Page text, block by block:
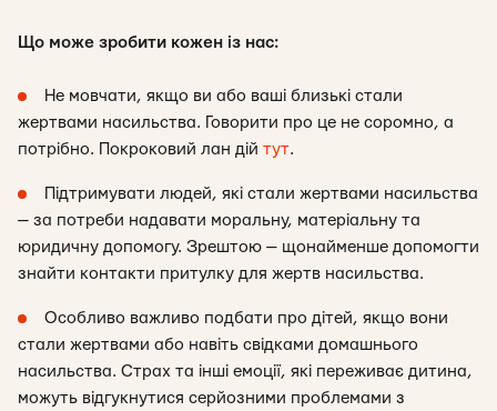
Що може зробити кожен із нас:
Не мовчати, якщо ви або ваші близькі стали
жертвами насильства. Говорити про це не соромно, а
потрібно. Покроковий лан дій тут.
Підтримувати людей, які стали жертвами насильства
— за потреби надавати моральну, матеріальну та
юридичну допомогу. Зрештою — щонайменше допомогти
знайти контакти притулку для жертв насильства.
Особливо важливо подбати про дітей, якщо вони
стали жертвами або навіть свідками домашнього
насильства. Страх та інші емоції, які переживає дитина,
можуть відгукнутися серйозними проблемами з